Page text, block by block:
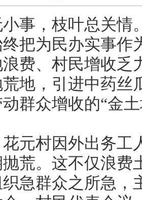
事，枝叶总关情
把为民办实事作
费、村民增收乏
地，引进中药丝
群众增收的“金
村因外出务工
荒。这不仅浪费
急群众之所急，